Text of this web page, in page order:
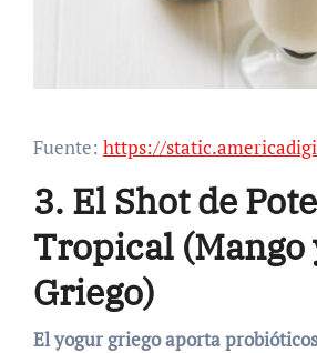
Fuente: https://
3. El Shot de
Tropical (Mango
Griego)
El yogur griego aporta